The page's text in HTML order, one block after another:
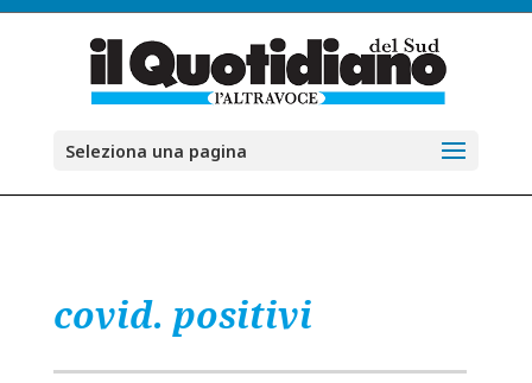
Seleziona una pagina
covid. positivi